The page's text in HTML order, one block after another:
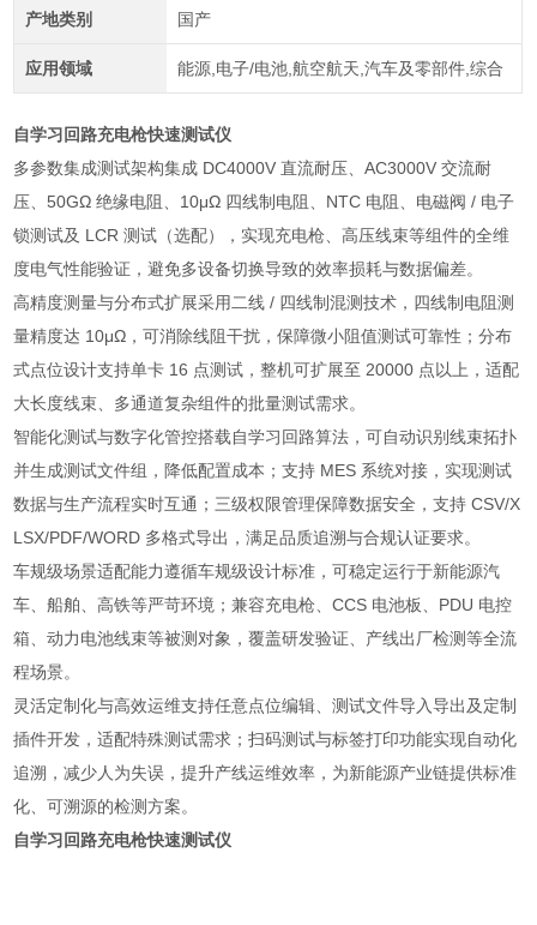
产地类别 国产
应用领域 能源,电子/电池,航空航天,汽车及零部件,综合
自学习回路充电枪快速测试仪
多参数集成测试架构集成 DC4000V 直流耐压、AC3000V 交流耐
压、50GΩ 绝缘电阻、10μΩ 四线制电阻、NTC 电阻、电磁阀 / 电子
锁测试及 LCR 测试（选配），实现充电枪、高压线束等组件的全维
度电气性能验证，避免多设备切换导致的效率损耗与数据偏差。
高精度测量与分布式扩展采用二线 / 四线制混测技术，四线制电阻测
量精度达 10μΩ，可消除线阻干扰，保障微小阻值测试可靠性；分布
式点位设计支持单卡 16 点测试，整机可扩展至 20000 点以上，适配
大长度线束、多通道复杂组件的批量测试需求。
智能化测试与数字化管控搭载自学习回路算法，可自动识别线束拓扑
并生成测试文件组，降低配置成本；支持 MES 系统对接，实现测试
数据与生产流程实时互通；三级权限管理保障数据安全，支持 CSV/X
LSX/PDF/WORD 多格式导出，满足品质追溯与合规认证要求。
车规级场景适配能力遵循车规级设计标准，可稳定运行于新能源汽
车、船舶、高铁等严苛环境；兼容充电枪、CCS 电池板、PDU 电控
箱、动力电池线束等被测对象，覆盖研发验证、产线出厂检测等全流
程场景。
灵活定制化与高效运维支持任意点位编辑、测试文件导入导出及定制
插件开发，适配特殊测试需求；扫码测试与标签打印功能实现自动化
追溯，减少人为失误，提升产线运维效率，为新能源产业链提供标准
化、可溯源的检测方案。
自学习回路充电枪快速测试仪